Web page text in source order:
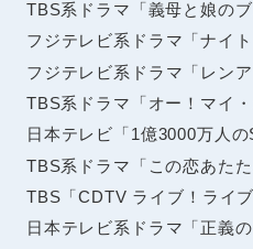
TBS系ドラマ「義母と娘のブ
フジテレビ系ドラマ「ナイト
フジテレビ系ドラマ「レンア
TBS系ドラマ「オー！マイ
日本テレビ「1億3000万人の
TBS系ドラマ「この恋あたた
TBS「CDTV ライブ！ライ
日本テレビ系ドラマ「正義の